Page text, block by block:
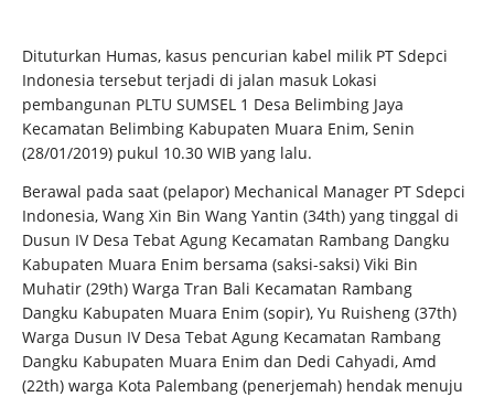
Dituturkan Humas, kasus pencurian kabel milik PT Sdepci
Indonesia tersebut terjadi di jalan masuk Lokasi
pembangunan PLTU SUMSEL 1 Desa Belimbing Jaya
Kecamatan Belimbing Kabupaten Muara Enim, Senin
(28/01/2019) pukul 10.30 WIB yang lalu.
Berawal pada saat (pelapor) Mechanical Manager PT Sdepci
Indonesia, Wang Xin Bin Wang Yantin (34th) yang tinggal di
Dusun IV Desa Tebat Agung Kecamatan Rambang Dangku
Kabupaten Muara Enim bersama (saksi-saksi) Viki Bin
Muhatir (29th) Warga Tran Bali Kecamatan Rambang
Dangku Kabupaten Muara Enim (sopir), Yu Ruisheng (37th)
Warga Dusun IV Desa Tebat Agung Kecamatan Rambang
Dangku Kabupaten Muara Enim dan Dedi Cahyadi, Amd
(22th) warga Kota Palembang (penerjemah) hendak menuju